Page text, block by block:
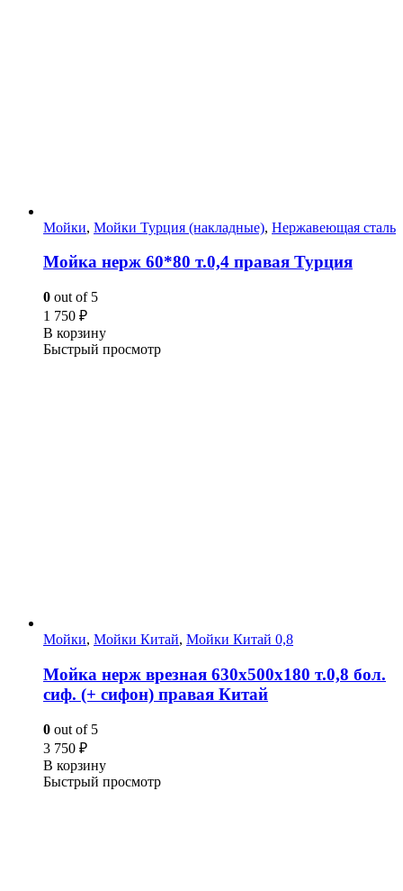
Мойки, Мойки Турция (накладные), Нержавеющая сталь
Мойка нерж 60*80 т.0,4 правая Турция
0 out of 5
1 750 ₽
В корзину
Быстрый просмотр
Мойки, Мойки Китай, Мойки Китай 0,8
Мойка нерж врезная 630х500х180 т.0,8 бол.
сиф. (+ сифон) правая Китай
0 out of 5
3 750 ₽
В корзину
Быстрый просмотр